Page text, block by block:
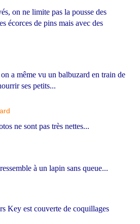
on ne limite pas la pousse des
écorces de pins mais avec des
a même vu un balbuzard en train de
ses petits...
ne sont pas très nettes...
à un lapin sans queue...
Key est couverte de coquillages